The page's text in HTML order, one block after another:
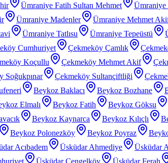
Ümraniye Fatih Sultan Mehmet Ümraniye
Ümraniye Madenler Ümraniye Mehmet
Ümraniye Tatlısu Ümraniye Tepeüstü
Cumhuriyet Çekmeköy Çamlık
Koçullu Çekmeköy Mehmet Akif
Soğukpınar Çekmeköy Sultançiftliği
Beykoz Baklacı Beykoz Bozhane
Elmalı Beykoz Fatih Beykoz Göksu
Beykoz Kaynarca Beykoz Kılıçlı
Beykoz Polonezköy Beykoz Poyraz
Acıbadem Üsküdar Ahmediye Üsküdar
Üsküdar Çengelköy Üsküdar Ferah